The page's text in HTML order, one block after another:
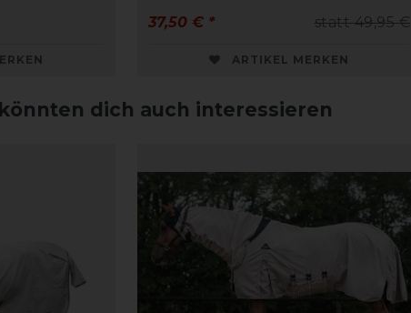
statt 49,95 €
37,50 € *
ARTIKEL MERKEN
dich auch interessieren